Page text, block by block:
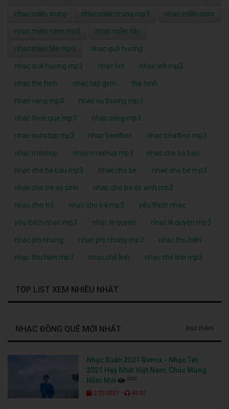
nhạc miền trung nhạc miền trung mp3 nhạc miền nam
nhạc miền nam mp3 nhạc miền tây
nhạc miền tây mp3 nhạc quê hương
nhạc quê hương mp3 nhạc lofi nhạc lofi mp3
nhac the hinh nhac tap gym the hinh
nhac vang mp3 nhac vu truong mp3
nhac thon que mp3 nhac song mp3
nhac nonstop mp3 nhac beatbox nhac beatbox mp3
nhạc mashup nhạc mashup mp3 nhac cho ba bau
nhac cho ba bau mp3 nhac cho be nhac cho be mp3
nhac cho tre so sinh nhac cho tre so sinh mp3
nhạc cho trẻ nhạc cho trẻ mp3 yêu thích nhạc
yêu thích nhạc mp3 nhạc lệ quyên nhạc lệ quyên mp3
nhạc phi nhung nhạc phi nhung mp3 nhạc thu hiền
nhạc thu hiền mp3 nhạc chế linh nhạc chế linh mp3
TOP LIST XEM NHIỀU NHẤT
NHẠC ĐỒNG QUÊ MỚI NHẤT Đọc thêm
Nhạc Xuân 2021 Remix - Nhạc Tết
2021 Hay Nhất Việt Nam, Chúc Mừng
Năm Mới
3320
2/23/2021 - 40:00